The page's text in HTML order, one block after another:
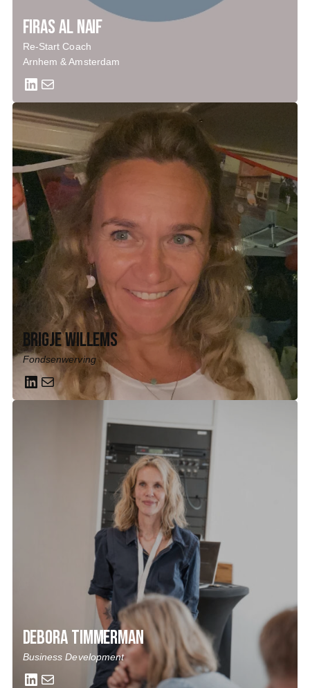
Firas Al Naif
Re-Start Coach
Arnhem & Amsterdam
LinkedIn Mail
Brigje Willems
Fondsenwerving
LinkedIn Mail
Debora Timmerman
Business Development
LinkedIn Mail